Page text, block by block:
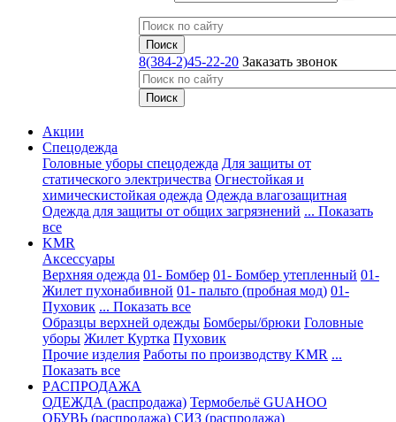
8(384-2)45-22-20 Заказать звонок
Акции
Спецодежда
Головные уборы спецодежда Для защиты от
статического электричества Огнестойкая и
химическистойкая одежда Одежда влагозащитная
Одежда для защиты от общих загрязнений ... Показать
все
KMR
Аксессуары
Верхняя одежда 01- Бомбер 01- Бомбер утепленный 01-
Жилет пухонабивной 01- пальто (пробная мод) 01-
Пуховик ... Показать все
Образцы верхней одежды Бомберы/брюки Головные
уборы Жилет Куртка Пуховик
Прочие изделия Работы по производству KMR ...
Показать все
PАСПРОДАЖА
ОДЕЖДА (распродажа) Термобельё GUAHOO
ОБУВЬ (распродажа) СИЗ (распродажа)